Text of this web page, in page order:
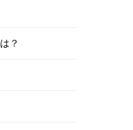
？